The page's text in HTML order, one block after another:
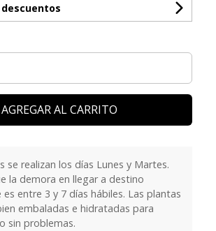
AGREGAR AL CARRITO
se realizan los días Lunes y Martes.
la demora en llegar a destino
es entre 3 y 7 días hábiles. Las plantas
embaladas e hidratadas para
sin problemas.